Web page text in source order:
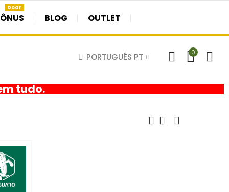
Doar
BLOG OUTLET
PORTUGUÊS PT 0
tudo.